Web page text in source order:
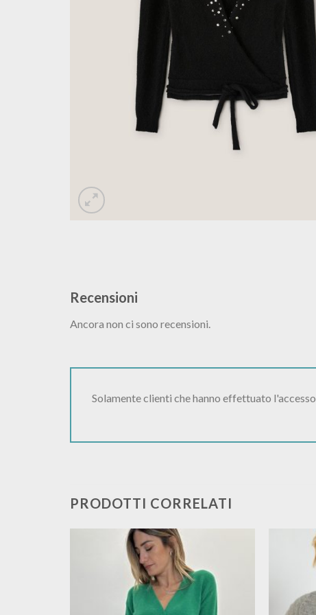
Recensioni
Ancora non ci sono recensioni.
Solamente clienti che hanno effettuato
PRODOTTI CORRELATI